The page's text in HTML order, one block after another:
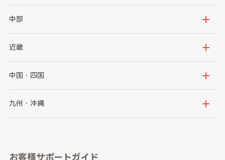
岩手県
秋田県
茨城県
群馬県
千葉県
神奈川県
中部
新潟県
石川県
山梨県
愛知県
近畿
大阪府
京都府
和歌山県
中国・四国
鳥取県
山口県
九州・沖縄
長崎県
お客様サポートガイド